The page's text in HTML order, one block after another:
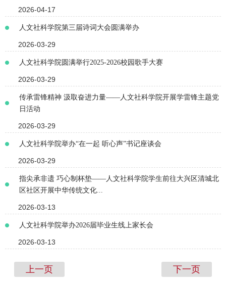
2026-04-17
人文社科学院第三届诗词大会圆满举办
2026-03-29
人文社科学院圆满举行2025-2026校园歌手大赛
2026-03-29
传承雷锋精神 汲取奋进力量——人文社科学院开展学雷锋主题党
日活动
2026-03-29
人文社科学院举办“在一起 听心声”书记座谈会
2026-03-29
指尖承非遗 巧心制杯垫——人文社科学院学生前往大兴区清城北
区社区开展中华传统文化...
2026-03-13
人文社科学院举办2026届毕业生线上家长会
2026-03-13
上一页 下一页